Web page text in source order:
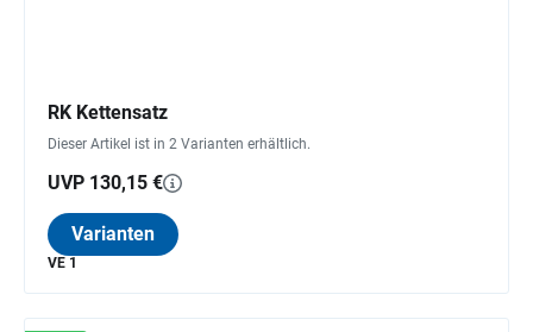
RK Kettensatz
Dieser Artikel ist in 2 Varianten erhältlich.
UVP 130,15 €
Varianten
VE 1